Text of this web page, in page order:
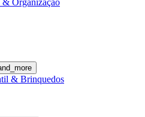
& Organização
& Brinquedos